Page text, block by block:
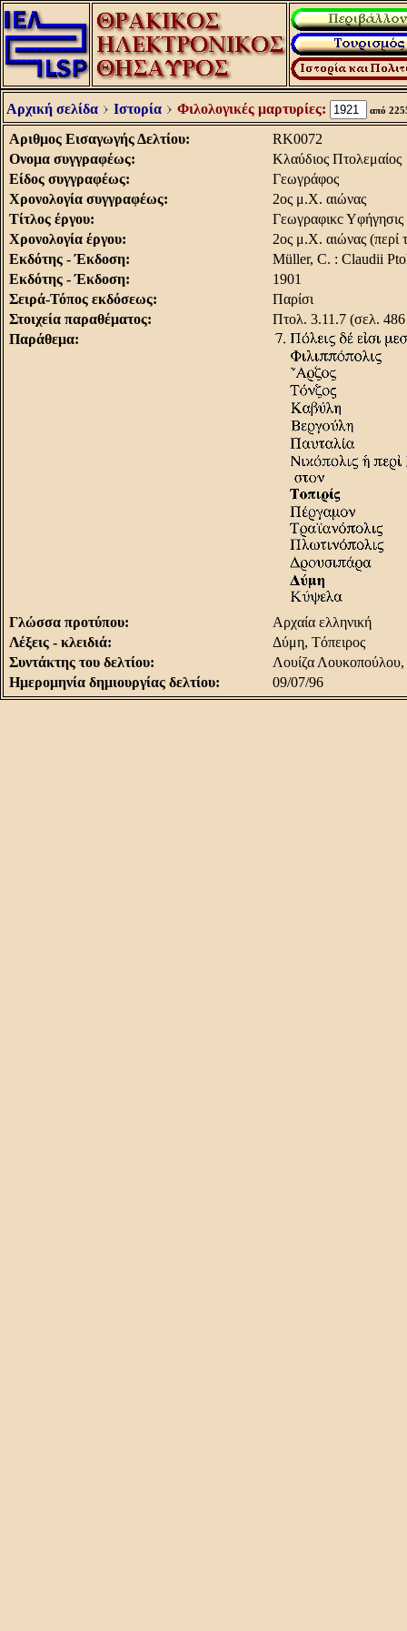
Αρχική σελίδα Ιστορία Φιλολογικές μαρτυρίες: από
Aριθμος Eισαγωγής Δελτίου:
RK0072
Oνομα συγγραφέως:
Kλαύδιος Πτολεμαίος
Είδος συγγραφέως:
Γεωγράφος
Χρονολογία συγγραφέως:
2ος μ.X. αιώνας
Τίτλος έργου:
Γεωγραφικc Yφήγησις
Χρονολογία έργου:
2ος μ.X. αιώνας (περί
Εκδότης - Έκδοση:
Müller, C. : Claudii
Εκδότης - Έκδοση:
1901
Σειρά-Τόπος εκδόσεως:
Παρίσι
Στοιχεία παραθέματος:
Πτολ. 3.11.7 (σελ. 486
Παράθεμα:
Γλώσσα προτύπου:
Aρχαία ελληνική
Λέξεις - κλειδιά:
Δύμη, Tόπειρος
Συντάκτης του δελτίου:
Λουίζα
Ημερομηνία δημιουργίας δελτίου:
09/07/96